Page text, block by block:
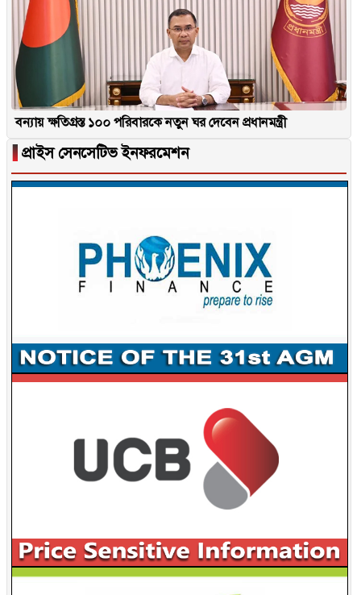
বন্যায় ক্ষতিগ্রস্ত ১০০ পরিবারকে নতুন ঘর দেবেন প্রধানমন্ত্রী
▐ প্রাইস সেনসেটিভ ইনফরমেশন